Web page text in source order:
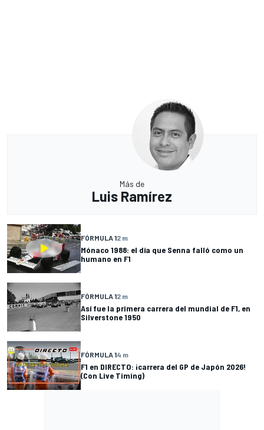
Más de
Luis Ramírez
FÓRMULA 12 m
Mónaco 1988: el día que Senna falló como un
humano en F1
FÓRMULA 12 m
Así fue la primera carrera del mundial de F1, en
Silverstone 1950
FÓRMULA 14 m
F1 en DIRECTO: ¡carrera del GP de Japón 2026!
(Con Live Timing)